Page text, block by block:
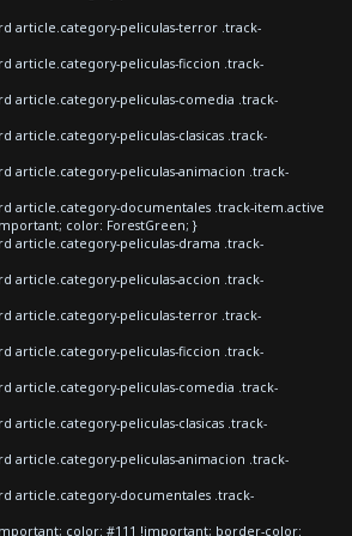
article.category-peliculas-terror .track-
article.category-peliculas-ficcion .track-
article.category-peliculas-comedia .track-
article.category-peliculas-clasicas .track-
article.category-peliculas-animacion .track-
article.category-documentales .track-item.active
color: ForestGreen; }
article.category-peliculas-drama .track-
article.category-peliculas-accion .track-
article.category-peliculas-terror .track-
article.category-peliculas-ficcion .track-
article.category-peliculas-comedia .track-
article.category-peliculas-clasicas .track-
article.category-peliculas-animacion .track-
article.category-documentales .track-
color: #111 !important; border-color: